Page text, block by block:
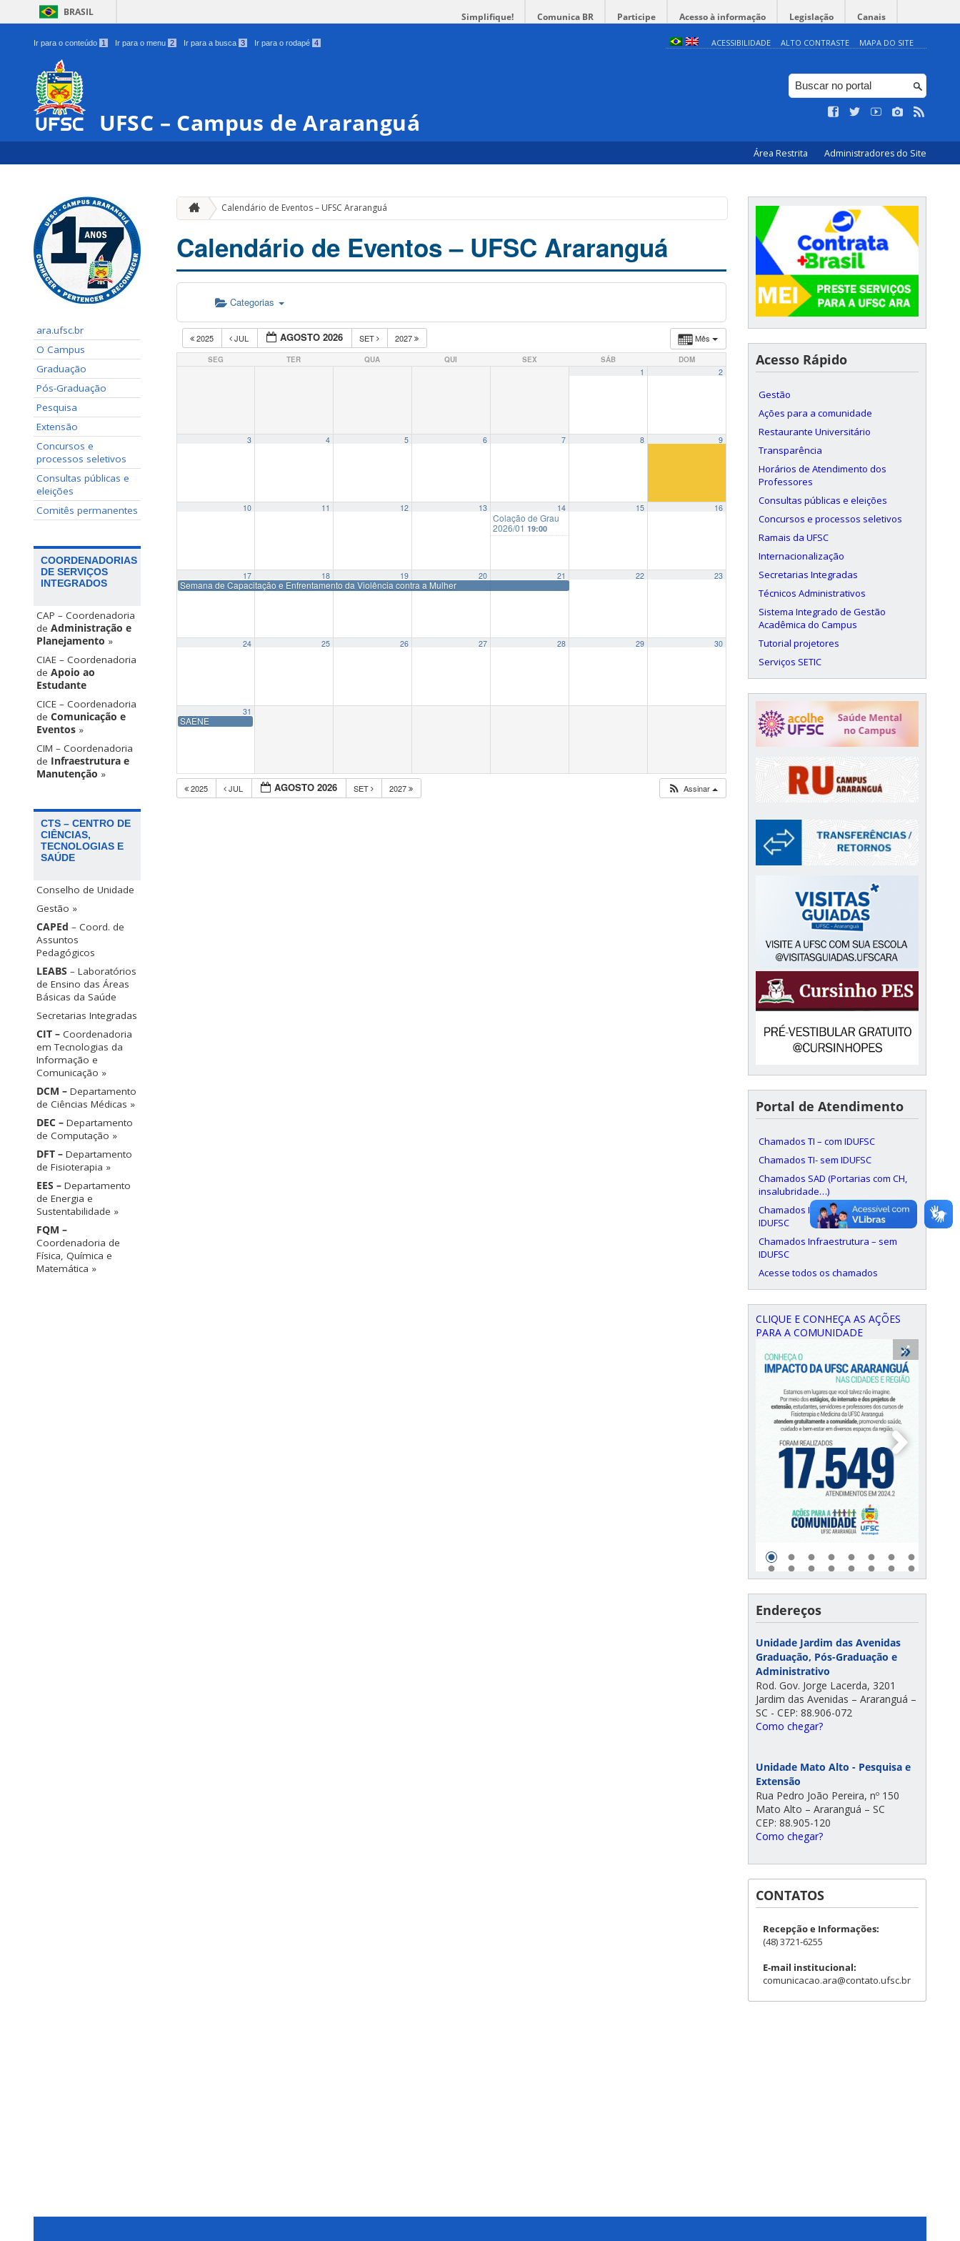
BRASIL Simplifique! Comunica BR Participe Acesso à informação Legislação Canais
Ir para o conteúdo 1 Ir para o menu 2 Ir para a busca 3 Ir para o rodapé 4 ACESSIBILIDADE ALTO CONTRASTE MAPA DO SITE
UFSC – Campus de Araranguá
Área Restrita Administradores do Site
ara.ufsc.br
O Campus
Graduação
Pós-Graduação
Pesquisa
Extensão
Concursos e
processos seletivos
Consultas públicas e
eleições
Comitês permanentes
COORDENADORIAS
DE SERVIÇOS
INTEGRADOS
CAP – Coordenadoria
de Administração e
Planejamento »
CIAE – Coordenadoria
de Apoio ao
Estudante
CICE – Coordenadoria
de Comunicação e
Eventos »
CIM – Coordenadoria
de Infraestrutura e
Manutenção »
CTS – CENTRO DE
CIÊNCIAS,
TECNOLOGIAS E
SAÚDE
Conselho de Unidade
Gestão »
CAPEd – Coord. de
Assuntos
Pedagógicos
LEABS – Laboratórios
de Ensino das Áreas
Básicas da Saúde
Secretarias Integradas
CIT – Coordenadoria
em Tecnologias da
Informação e
Comunicação »
DCM – Departamento
de Ciências Médicas »
DEC – Departamento
de Computação »
DFT – Departamento
de Fisioterapia »
EES – Departamento
de Energia e
Sustentabilidade »
FQM –
Coordenadoria de
Física, Química e
Matemática »
Calendário de Eventos – UFSC Araranguá
Calendário de Eventos – UFSC Araranguá
Categorias
Mês
2025 JUL AGOSTO 2026 SET 2027
SEG TER QUA QUI SEX SÁB DOM
1 2
3 4 5 6 7 8 9
10 11 12 13 14
Colação de Grau
2026/01 19:00
15 16
17
Semana de Capacitação e Enfrentamento da Violência contra a Mulher
18 19 20 21 22 23
24 25 26 27 28 29 30
31
SAENE
2025 JUL AGOSTO 2026 SET 2027 Assinar
Acesso Rápido
Gestão
Ações para a comunidade
Restaurante Universitário
Transparência
Horários de Atendimento dos
Professores
Consultas públicas e eleições
Concursos e processos seletivos
Ramais da UFSC
Internacionalização
Secretarias Integradas
Técnicos Administrativos
Sistema Integrado de Gestão
Acadêmica do Campus
Tutorial projetores
Serviços SETIC
Portal de Atendimento
Chamados TI – com IDUFSC
Chamados TI- sem IDUFSC
Chamados SAD (Portarias com CH,
insalubridade…)
Chamados Infraestrutura – com
IDUFSC
Chamados Infraestrutura – sem
IDUFSC
Acesse todos os chamados
CLIQUE E CONHEÇA AS AÇÕES
PARA A COMUNIDADE
Endereços
Unidade Jardim das Avenidas
Graduação, Pós-Graduação e
Administrativo
Rod. Gov. Jorge Lacerda, 3201
Jardim das Avenidas – Araranguá –
SC - CEP: 88.906-072
Como chegar?
Unidade Mato Alto - Pesquisa e
Extensão
Rua Pedro João Pereira, nº 150
Mato Alto – Araranguá – SC
CEP: 88.905-120
Como chegar?
CONTATOS
Recepção e Informações:
(48) 3721-6255
E-mail institucional:
comunicacao.ara@contato.ufsc.br